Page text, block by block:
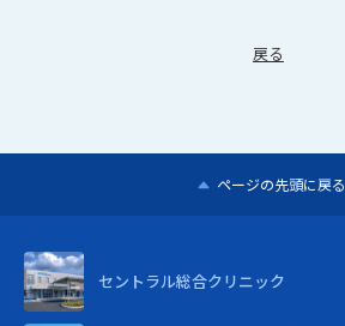
戻る
ページの先頭に戻る
セントラル総合クリニック